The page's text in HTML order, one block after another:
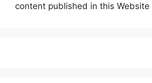
content published in this Website